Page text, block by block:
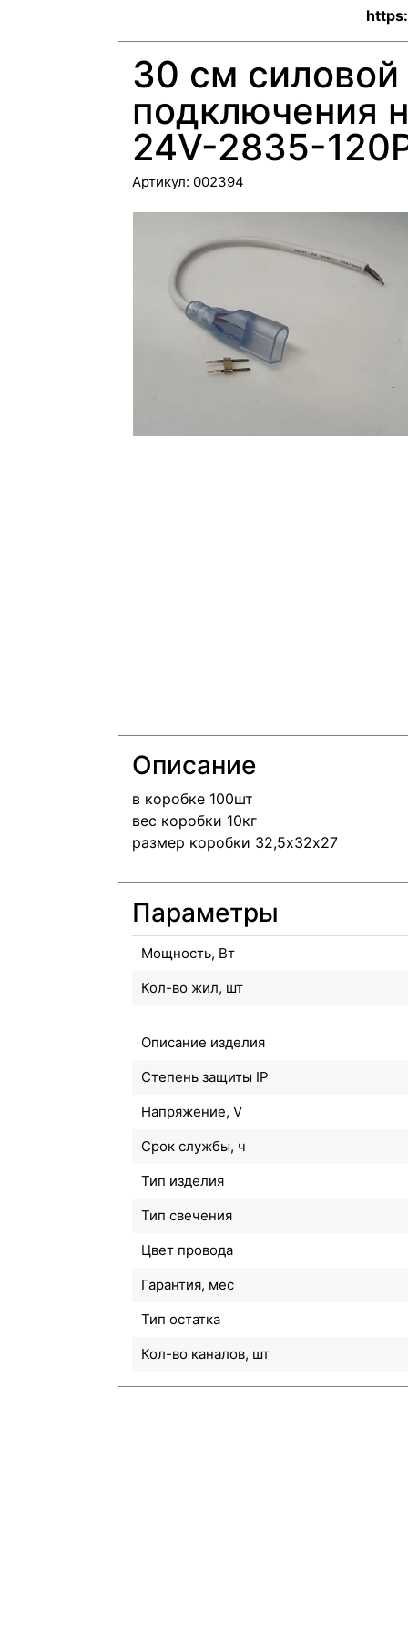
30 см
подключения
24V-2835-
Артикул: 002394
Описание
в коробке 100шт
вес коробки 10кг
размер коробки 32,5х32х27
Параметры
Мощность, Вт
Кол-во жил, шт
Описание изделия
Степень защиты IP
Напряжение, V
Срок службы, ч
Тип изделия
Тип свечения
Цвет провода
Гарантия, мес
Тип остатка
Кол-во каналов, шт